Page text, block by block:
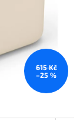
615 Kč
–25 %